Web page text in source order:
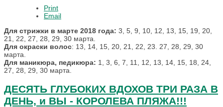
Print
Email
Для стрижки в марте 2018 года: 3, 5, 9, 10, 12, 13, 15, 19, 20,
21, 22, 27, 28, 29, 30 марта.
Для окраски волос: 13, 14, 15, 20, 21, 22, 23. 27, 28, 29, 30
марта.
Для маникюра, педикюра: 1, 3, 6, 7, 11, 12, 13, 14, 15, 18, 24,
27, 28, 29, 30 марта.
ДЕСЯТЬ ГЛУБОКИХ ВДОХОВ ТРИ РАЗА В
ДЕНЬ, и ВЫ - КОРОЛЕВА ПЛЯЖА!!!